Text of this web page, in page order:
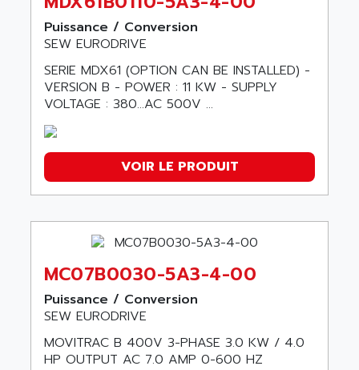
Puissance / Conversion
SEW EURODRIVE
SERIE MDX61 (OPTION CAN BE INSTALLED) -
VERSION B - POWER : 11 KW - SUPPLY
VOLTAGE : 380…AC 500V ...
VOIR LE PRODUIT
MC07B0030-5A3-4-00
Puissance / Conversion
SEW EURODRIVE
MOVITRAC B 400V 3-PHASE 3.0 KW / 4.0
HP OUTPUT AC 7.0 AMP 0-600 HZ